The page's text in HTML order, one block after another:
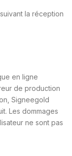
la réception
en ligne
de production
Signeegold
Les dommages
ne sont pas